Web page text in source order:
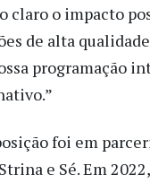
claro o impacto
de alta
programação
foi em
e Sé. Em